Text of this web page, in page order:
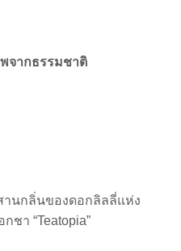
จากธรรมชาติ
นกลิ่นของดอกลิลลี่แห่ง
ชา “Teatopia”